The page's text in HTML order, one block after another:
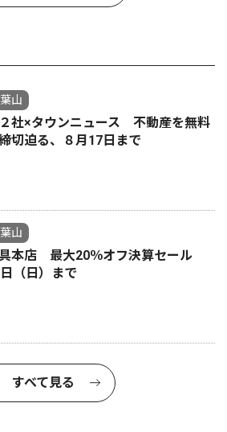
山
社×タウンニュース 不動産を無料
切迫る、８月17日まで
山
本店 最大20％オフ決算セール
（日）まで
すべて見る